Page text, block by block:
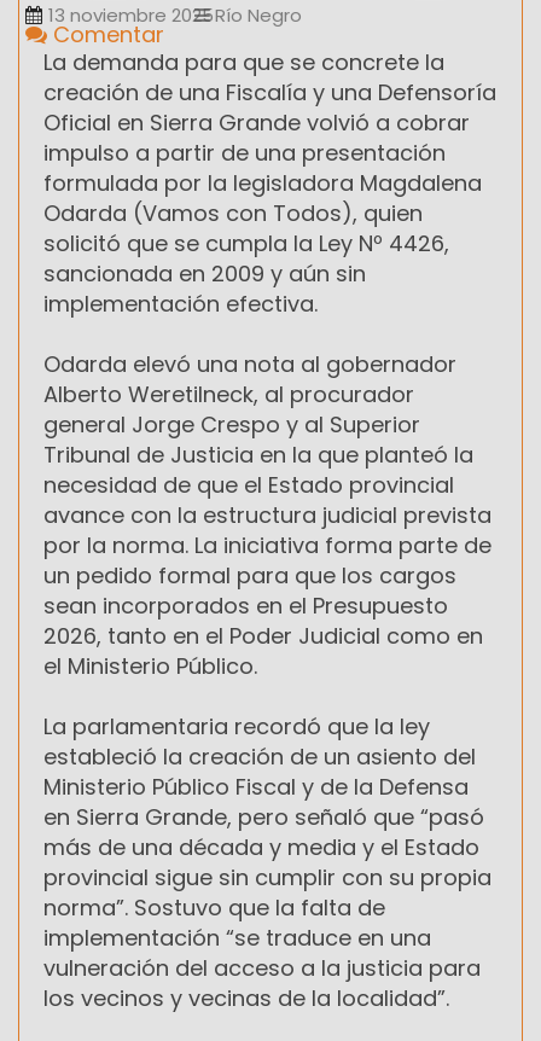
13 noviembre 2025Río Negro
Comentar
La demanda para que se concrete la
creación de una Fiscalía y una Defensoría
Oficial en Sierra Grande volvió a cobrar
impulso a partir de una presentación
formulada por la legisladora Magdalena
Odarda (Vamos con Todos), quien
solicitó que se cumpla la Ley Nº 4426,
sancionada en 2009 y aún sin
implementación efectiva.
Odarda elevó una nota al gobernador
Alberto Weretilneck, al procurador
general Jorge Crespo y al Superior
Tribunal de Justicia en la que planteó la
necesidad de que el Estado provincial
avance con la estructura judicial prevista
por la norma. La iniciativa forma parte de
un pedido formal para que los cargos
sean incorporados en el Presupuesto
2026, tanto en el Poder Judicial como en
el Ministerio Público.
La parlamentaria recordó que la ley
estableció la creación de un asiento del
Ministerio Público Fiscal y de la Defensa
en Sierra Grande, pero señaló que “pasó
más de una década y media y el Estado
provincial sigue sin cumplir con su propia
norma”. Sostuvo que la falta de
implementación “se traduce en una
vulneración del acceso a la justicia para
los vecinos y vecinas de la localidad”.